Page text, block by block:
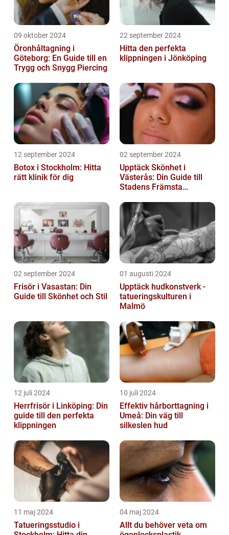
09 oktober 2024
Öronhåltagning i
Göteborg: En Guide till en
Trygg och Snygg Piercing
22 september 2024
Hitta den perfekta
klippningen i Jönköping
12 september 2024
Botox i Stockholm: Hitta
rätt klinik för dig
02 september 2024
Upptäck Skönhet i
Västerås: Din Guide till
Stadens Främsta
02 september 2024
Frisör i Vasastan: Din
Guide till Skönhet och Stil
01 augusti 2024
Upptäck hudkonstverk -
tatueringskulturen i
Malmö
12 juli 2024
Herrfrisör i Linköping: Din
guide till den perfekta
klippningen
10 juli 2024
Effektiv hårborttagning i
Umeå: Din väg till
silkeslen hud
11 maj 2024
Tatueringsstudio i
04 maj 2024
Allt du behöver veta om